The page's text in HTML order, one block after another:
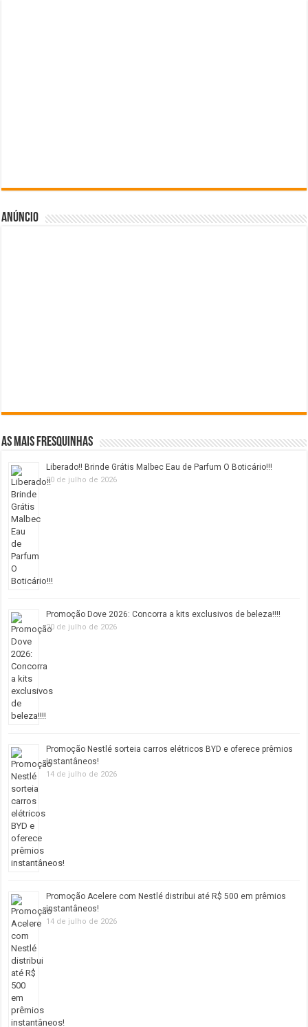
Anúncio
As mais fresquinhas
Liberado!! Brinde Grátis Malbec Eau de Parfum O Boticário!!!
20 de julho de 2026
Promoção Dove 2026: Concorra a kits exclusivos de beleza!!!!
20 de julho de 2026
Promoção Nestlé sorteia carros elétricos BYD e oferece prêmios
instantâneos!
14 de julho de 2026
Promoção Acelere com Nestlé distribui até R$ 500 em prêmios
instantâneos!
14 de julho de 2026